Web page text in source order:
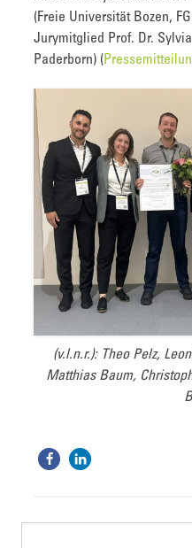
(Freie Universität Bozen,
Jurymitglied Prof. Dr.
Paderborn) (
(v.l.n.r.): Theo Pelz,
Matthias Baum,